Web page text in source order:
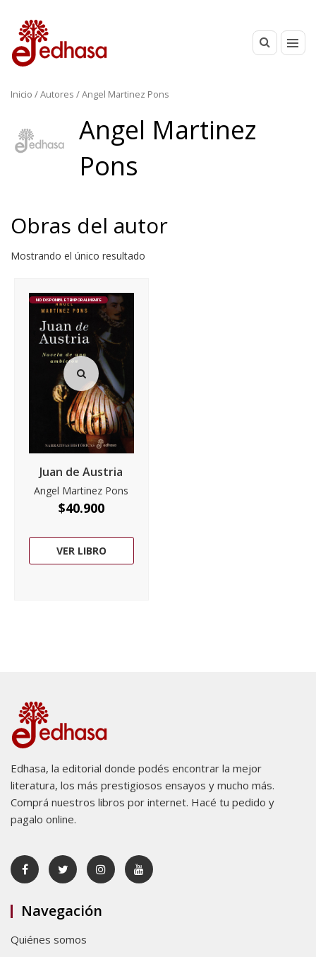
Inicio / Autores / Angel Martinez Pons
Angel Martinez
Pons
Obras del autor
Mostrando el único resultado
NO DISPONIBLE TEMPORALMENTE
Juan de Austria
Angel Martinez Pons
$40.900
VER LIBRO
Edhasa, la editorial donde podés encontrar la mejor
literatura, los más prestigiosos ensayos y mucho más.
Comprá nuestros libros por internet. Hacé tu pedido y
pagalo online.
Navegación
Quiénes somos